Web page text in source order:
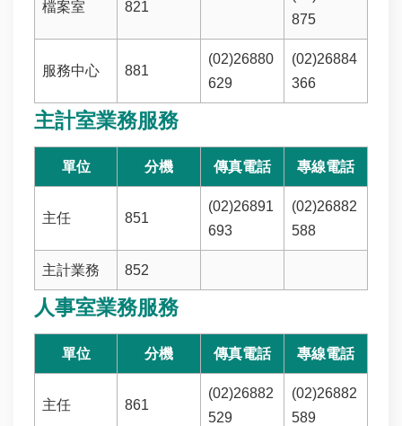
檔案室 821
875
服務中心 881
(02)26880
629
(02)26884
366
主計室業務服務
單位 分機 傳真電話 專線電話
主任 851
(02)26891
693
(02)26882
588
主計業務 852
人事室業務服務
單位 分機 傳真電話 專線電話
主任 861
(02)26882
529
(02)26882
589